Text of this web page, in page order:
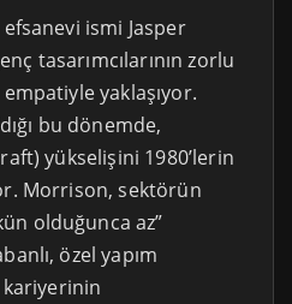
ismi Jasper
tasarımcılarının zorlu
yaklaşıyor.
bu dönemde,
yükselişini 1980’lerin
Morrison, sektörün
olduğunca az”
özel yapım
kariyerinin